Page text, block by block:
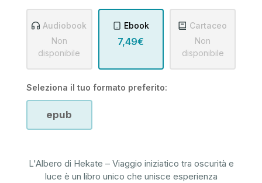
Audiobook
Non
disponibile
Ebook
7,49€
Cartaceo
Non
disponibile
Seleziona il tuo formato preferito:
epub
L'Albero di Hekate – Viaggio iniziatico tra oscurità e
luce è un libro unico che unisce esperienza